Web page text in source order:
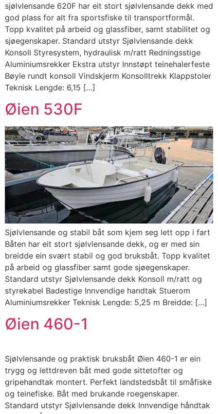
sjølvlensande 620F har eit stort sjølvlensande dekk med
god plass for alt fra sportsfiske til transportformål.
Topp kvalitet på arbeid og glassfiber, samt stabilitet og
sjøegenskaper. Standard utstyr Sjølvlensande dekk
Konsoll Styresystem, hydraulisk m/ratt Redningsstige
Aluminiumsrekker Ekstra utstyr Innstøpt teinehalerfeste
Bøyle rundt konsoll Vindskjerm Konsolltrekk Klappstoler
Teknisk Lengde: 6,15 […]
Øien 530F
Sjølvlensande og stabil båt som kjem seg lett opp i fart
Båten har eit stort sjølvlensande dekk, og er med sin
breidde ein svært stabil og god bruksbåt. Topp kvalitet
på arbeid og glassfiber samt gode sjøegenskaper.
Standard utstyr Sjølvlensande dekk Konsoll m/ratt og
styrekabel Badestige Innvendige handtak Stuerom
Aluminiumsrekker Teknisk Lengde: 5,25 m Breidde: […]
Øien 460-1
Sjølvlensande og praktisk bruksbåt Øien 460-1 er ein
trygg og lettdreven båt med gode sittetofter og
gripehandtak montert. Perfekt landstedsbåt til småfiske
og teinefiske. Båt med brukande roegenskaper.
Standard utstyr Sjølvlensande dekk Innvendige håndtak